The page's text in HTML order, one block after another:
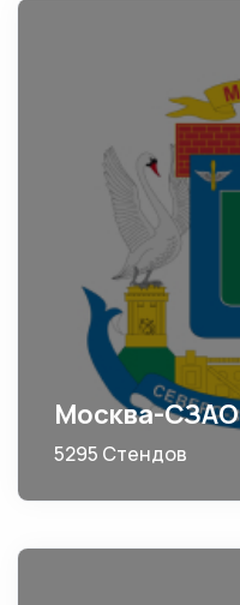
Москва-СЗАО
5295 Стендов